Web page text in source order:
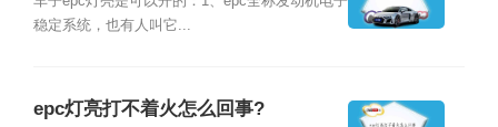
稳定系统，也有人叫它...
epc灯亮打不着火怎么回事?